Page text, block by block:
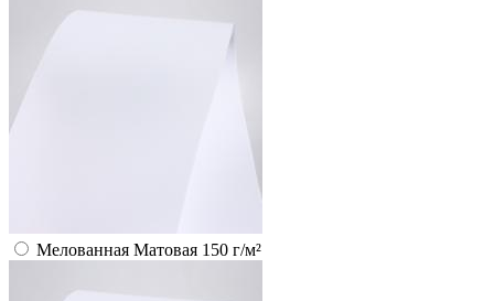
Мелованная Матовая 150 г/м²